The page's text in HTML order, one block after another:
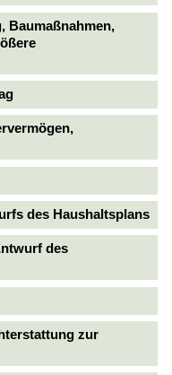
Baumaßnahmen,
des Haushaltsplans
des
zur